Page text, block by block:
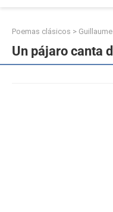
Poemas clásicos >
Un pájaro canta